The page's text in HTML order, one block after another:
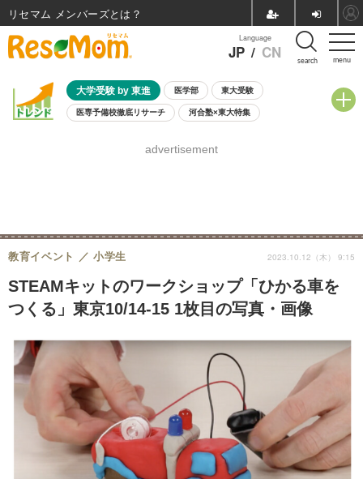
menu
Language
JP / CN search
大学受験 by 東進 医学部 東大受験
医専予備校徹底リサーチ 河合塾×東大特集
8月開催学校説明会・相談会
advertisement
STEAMキットのワークショップ「ひかる車を
つくる」東京10/14-15 1枚目の写真・画像
教育イベント 小学生 2023.10.12（木） 9:15
リセマム メンバーズ